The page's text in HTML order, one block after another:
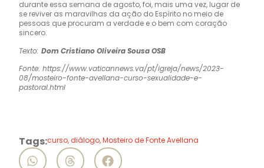
durante essa semana de agosto, foi, mais uma vez, lugar de
se reviver as maravilhas da ação do Espírito no meio de
pessoas que procuram a verdade e o bem com coração
sincero.
Texto: Dom Cristiano Oliveira Sousa OSB
Fonte: https://www.vaticannews.va/pt/igreja/news/2023-
08/mosteiro-fonte-avellana-curso-sexualidade-e-
pastoral.html
Tags:curso,diálogo,Mosteiro de Fonte Avellana